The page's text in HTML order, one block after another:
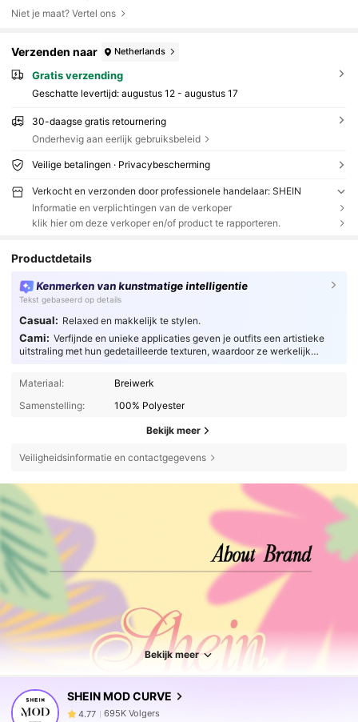
Niet je maat? Vertel ons
Verzenden naar Netherlands
Gratis verzending
Geschatte levertijd: augustus 12 - augustus 17
30-daagse gratis retournering
Onderhevig aan eerlijk gebruiksbeleid
Veilige betalingen · Privacybescherming
Verkocht en verzonden door professionele handelaar: SHEIN
Informatie en verplichtingen van de verkoper
klik hier om deze verkoper en/of product te rapporteren.
Productdetails
Kenmerken van kunstmatige intelligentie
Tekst gebaseerd op details
Casual: Relaxed en makkelijk te stylen.
Cami: Verfijnde en unieke applicaties geven je outfits een artistieke
uitstraling met hun gedetailleerde texturen, waardoor ze werkelijk
Materiaal:
Breiwerk
Samenstelling:
100% Polyester
Bekijk meer
Veiligheidsinformatie en contactgegevens
Bekijk meer
SHEIN MOD CURVE
4.77 695K Volgers
4.77 695K Volgers